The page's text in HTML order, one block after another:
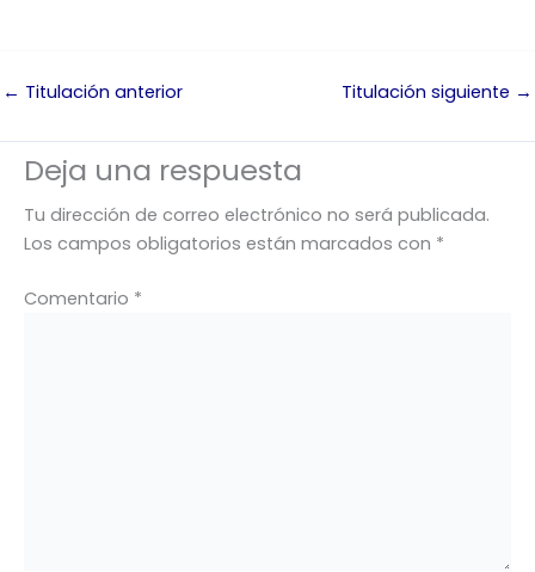
← Titulación anterior Titulación siguiente →
Deja una respuesta
Tu dirección de correo electrónico no será publicada.
Los campos obligatorios están marcados con *
Comentario *